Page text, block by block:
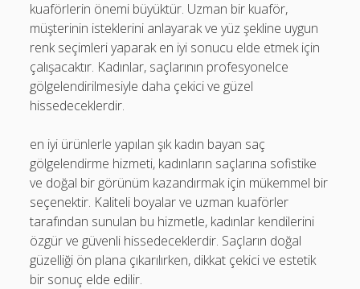
kuaförlerin önemi büyüktür. Uzman bir kuaför,
müşterinin isteklerini anlayarak ve yüz şekline uygun
renk seçimleri yaparak en iyi sonucu elde etmek için
çalışacaktır. Kadınlar, saçlarının profesyonelce
gölgelendirilmesiyle daha çekici ve güzel
hissedeceklerdir.
en iyi ürünlerle yapılan şık kadın bayan saç
gölgelendirme hizmeti, kadınların saçlarına sofistike
ve doğal bir görünüm kazandırmak için mükemmel bir
seçenektir. Kaliteli boyalar ve uzman kuaförler
tarafından sunulan bu hizmetle, kadınlar kendilerini
özgür ve güvenli hissedeceklerdir. Saçların doğal
güzelliği ön plana çıkarılırken, dikkat çekici ve estetik
bir sonuç elde edilir.